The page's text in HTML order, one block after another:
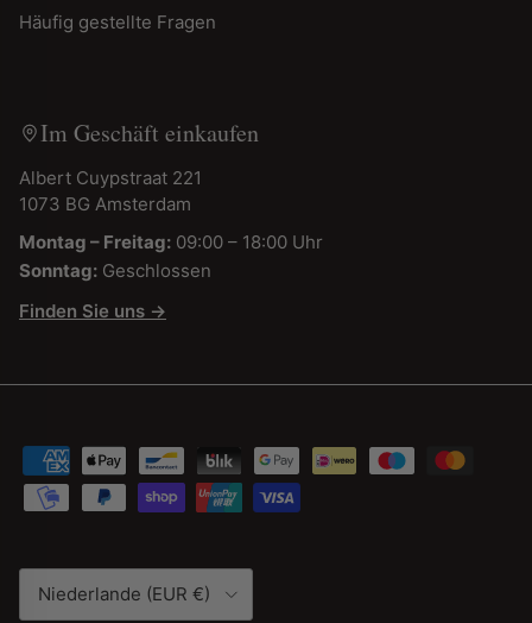
Häufig gestellte Fragen
Im Geschäft einkaufen
Albert Cuypstraat 221
1073 BG Amsterdam
Montag – Freitag: 09:00 – 18:00 Uhr
Sonntag: Geschlossen
Finden Sie uns →
Land/Region
Niederlande (EUR €)